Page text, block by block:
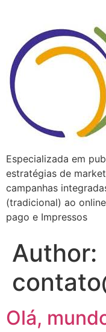
Especializada em
estratégias de
campanhas
(tradicional) ao
pago e Impressos
Author:
Olá,